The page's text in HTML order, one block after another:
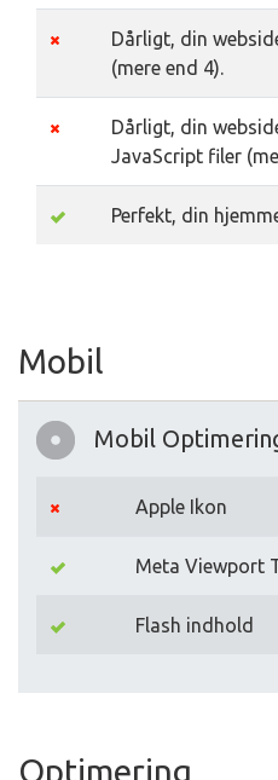
Dårligt, din
(mere end 4).
Dårligt, din
JavaScript filer
Perfekt, din
Mobil
Mobil
Apple Ikon
Meta Viewport
Flash indhold
Optimering